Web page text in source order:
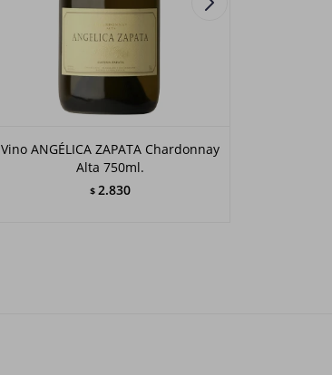
Vino ANGÉLICA ZAPATA Chardonnay
Alta 750ml.
$ 2.830